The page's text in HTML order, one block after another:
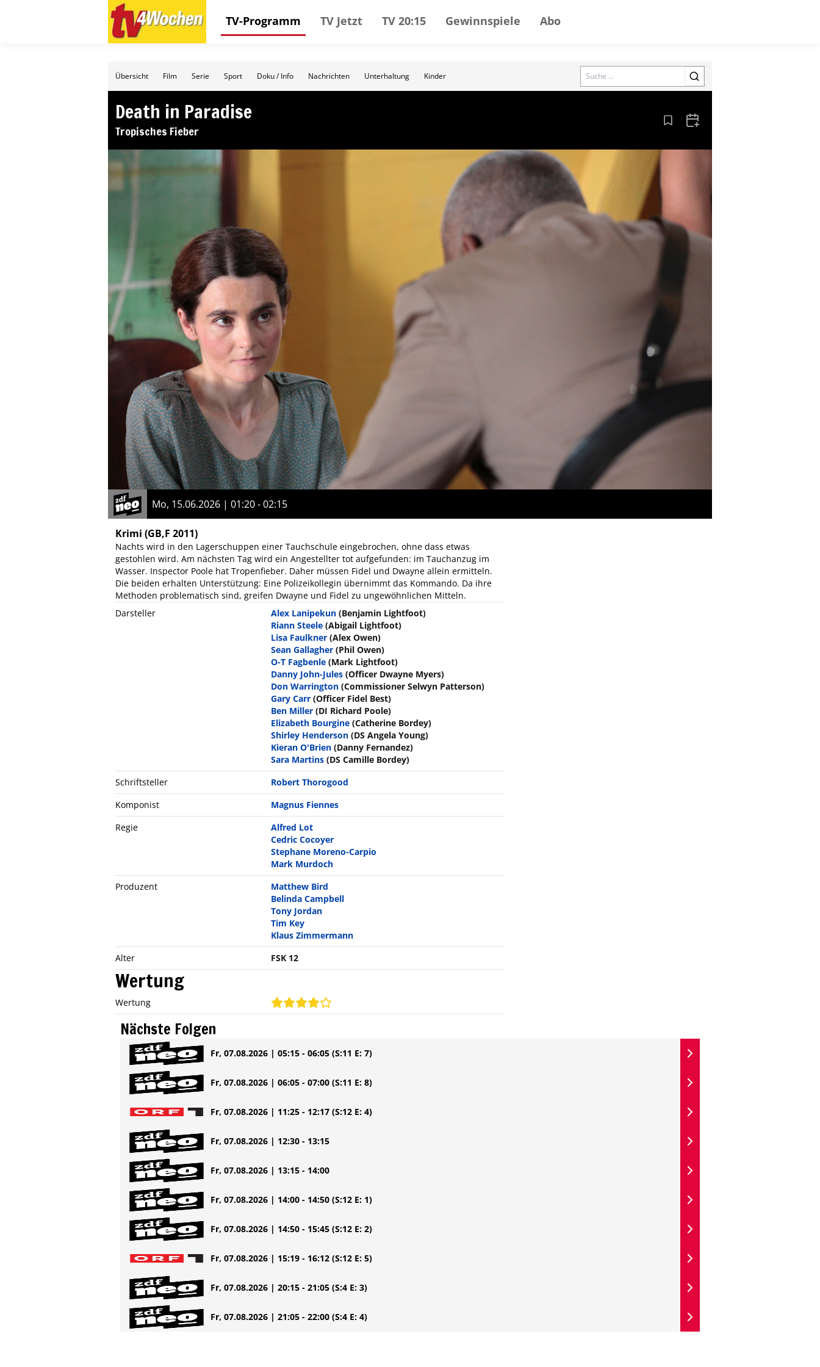
TV-Programm TV Jetzt TV 20:15 Gewinnspiele Abo
Übersicht Film Serie Sport Doku / Info Nachrichten Unterhaltung Kinder Search
Death in Paradise
Tropisches Fieber Aus den Lesezeichen entfernen
Zum Kalender hinzufügen
Mo, 15.06.2026 | 01:20 - 02:15
Krimi (GB,F 2011)
Nachts wird in den Lagerschuppen einer Tauchschule eingebrochen, ohne dass etwas
gestohlen wird. Am nächsten Tag wird ein Angestellter tot aufgefunden: im Tauchanzug im
Wasser. Inspector Poole hat Tropenfieber. Daher müssen Fidel und Dwayne allein ermitteln.
Die beiden erhalten Unterstützung: Eine Polizeikollegin übernimmt das Kommando. Da ihre
Methoden problematisch sind, greifen Dwayne und Fidel zu ungewöhnlichen Mitteln.
Darsteller
Alex Lanipekun (Benjamin Lightfoot)
Riann Steele (Abigail Lightfoot)
Lisa Faulkner (Alex Owen)
Sean Gallagher (Phil Owen)
O-T Fagbenle (Mark Lightfoot)
Danny John-Jules (Officer Dwayne Myers)
Don Warrington (Commissioner Selwyn Patterson)
Gary Carr (Officer Fidel Best)
Ben Miller (DI Richard Poole)
Elizabeth Bourgine (Catherine Bordey)
Shirley Henderson (DS Angela Young)
Kieran O'Brien (Danny Fernandez)
Sara Martins (DS Camille Bordey)
Schriftsteller
Robert Thorogood
Komponist
Magnus Fiennes
Regie
Alfred Lot
Cedric Cocoyer
Stephane Moreno-Carpio
Mark Murdoch
Produzent
Matthew Bird
Belinda Campbell
Tony Jordan
Tim Key
Klaus Zimmermann
Alter
FSK 12
Wertung
Wertung
Nächste Folgen
Fr, 07.08.2026 | 05:15 - 06:05 (S:11 E: 7)
Fr, 07.08.2026 | 06:05 - 07:00 (S:11 E: 8)
Fr, 07.08.2026 | 11:25 - 12:17 (S:12 E: 4)
Fr, 07.08.2026 | 12:30 - 13:15
Fr, 07.08.2026 | 13:15 - 14:00
Fr, 07.08.2026 | 14:00 - 14:50 (S:12 E: 1)
Fr, 07.08.2026 | 14:50 - 15:45 (S:12 E: 2)
Fr, 07.08.2026 | 15:19 - 16:12 (S:12 E: 5)
Fr, 07.08.2026 | 20:15 - 21:05 (S:4 E: 3)
Fr, 07.08.2026 | 21:05 - 22:00 (S:4 E: 4)